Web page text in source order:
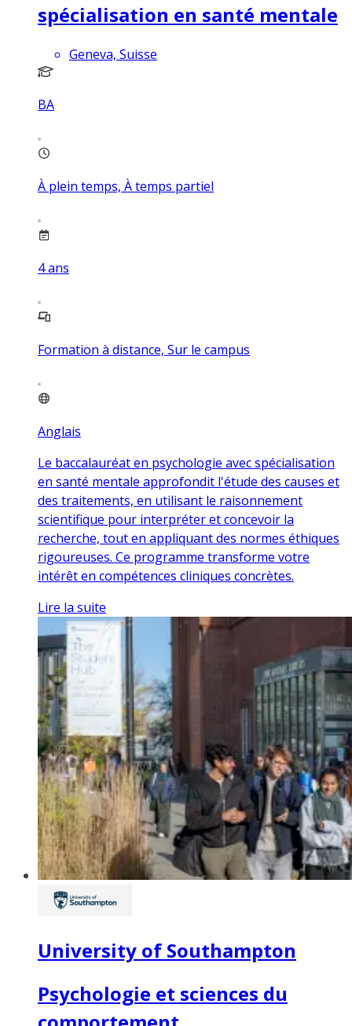
spécialisation en santé mentale
Geneva, Suisse
BA
À plein temps, À temps partiel
4ans
Formation à distance, Sur le campus
Anglais
Le baccalauréat en psychologie avec spécialisation
en santé mentale approfondit l'étude des causes et
des traitements, en utilisant le raisonnement
scientifique pour interpréter et concevoir la
recherche, tout en appliquant des normes éthiques
rigoureuses. Ce programme transforme votre
intérêt en compétences cliniques concrètes.
Lire la suite
University of Southampton
Psychologie et sciences du